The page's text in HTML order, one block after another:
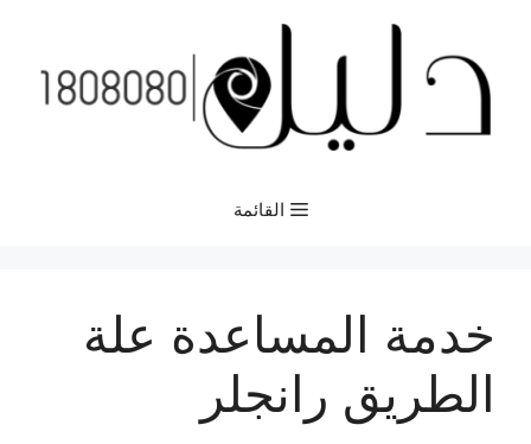
المحتوى
القائمة
خدمة المساعدة علة
الطريق رانجلر